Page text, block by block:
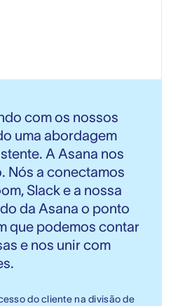
com os nossos
uma abordagem
A Asana nos
Nós a conectamos
Slack e a nossa
da Asana o ponto
que podemos contar
e nos unir com
do cliente na divisão de